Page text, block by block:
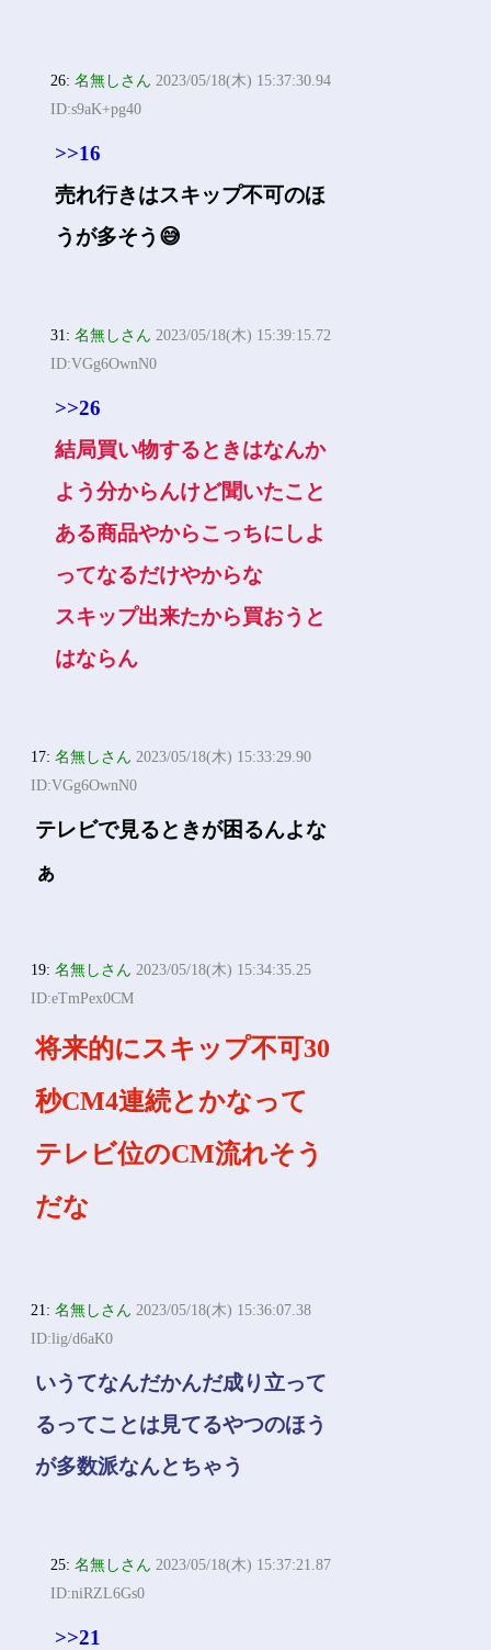
26:名無しさん 2023/05/18(木) 15:37:30.94
ID:s9aK+pg40
>>16
売れ行きはスキップ不可のほ
うが多そう😅
31:名無しさん 2023/05/18(木) 15:39:15.72
ID:VGg6OwnN0
>>26
結局買い物するときはなんか
よう分からんけど聞いたこと
ある商品やからこっちにしよ
ってなるだけやからな
スキップ出来たから買おうと
はならん
17:名無しさん 2023/05/18(木) 15:33:29.90
ID:VGg6OwnN0
テレビで見るときが困るんよな
ぁ
19:名無しさん 2023/05/18(木) 15:34:35.25
ID:eTmPex0CM
将来的にスキップ不可30
秒CM4連続とかなって
テレビ位のCM流れそう
だな
21:名無しさん 2023/05/18(木) 15:36:07.38
ID:lig/d6aK0
いうてなんだかんだ成り立って
るってことは見てるやつのほう
が多数派なんとちゃう
25:名無しさん 2023/05/18(木) 15:37:21.87
ID:niRZL6Gs0
>>21